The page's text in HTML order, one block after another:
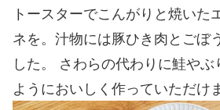
トースターでこんがりと焼いた
ネを。汁物には豚ひき肉とごぼ
した。 さわらの代わりに鮭や
ようにおいしく作っていただけ